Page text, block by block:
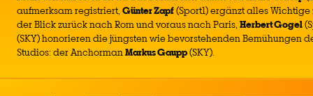
aufmerksam registriert, Günter Zapf(Sport1) ergänzt alles Wichtige
der Blick zurück nach Rom und voraus nach Paris, Herbert Gogel
(SKY) honorieren die jüngsten wie bevorstehenden Bemühungen
Studios: der AnchormanMarkus Gaupp(SKY).